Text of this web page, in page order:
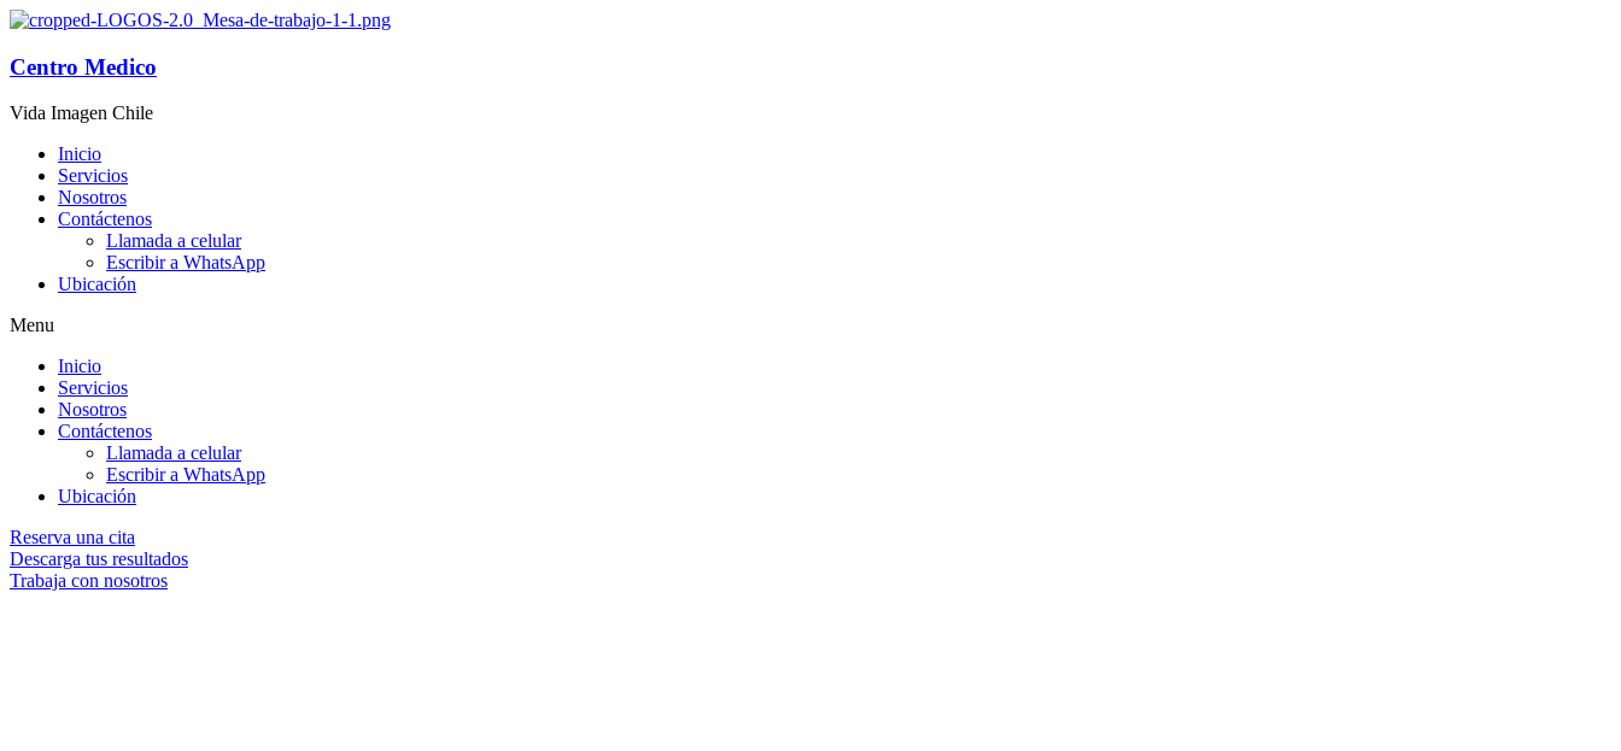
Centro Medico
Vida Imagen Chile
Inicio
Servicios
Nosotros
Contáctenos
Llamada a celular
Escribir a WhatsApp
Ubicación
Menu
Inicio
Servicios
Nosotros
Contáctenos
Llamada a celular
Escribir a WhatsApp
Ubicación
Reserva una cita
Descarga tus resultados
Trabaja con nosotros